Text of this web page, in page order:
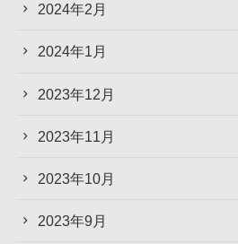
2024年2月
2024年1月
2023年12月
2023年11月
2023年10月
2023年9月